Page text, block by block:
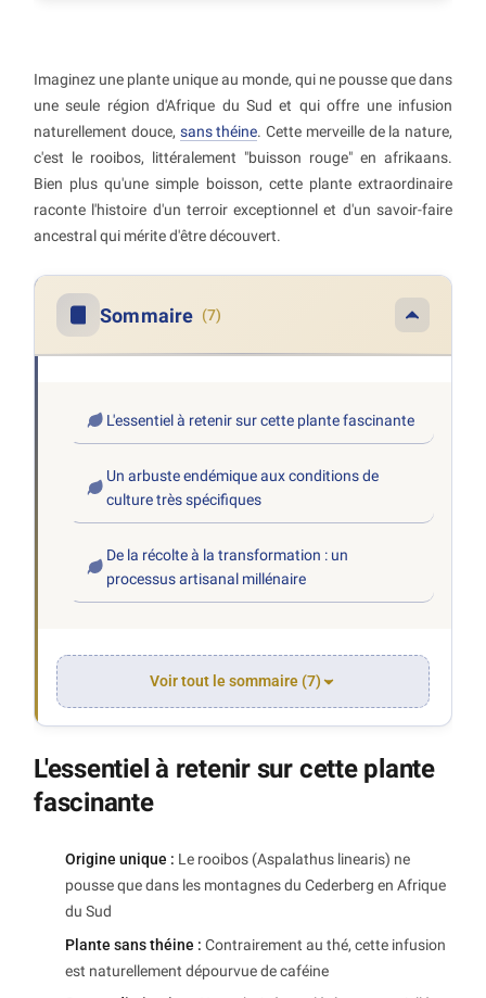
Imaginez une plante unique au monde, qui ne pousse que dans
une seule région d'Afrique du Sud et qui offre une infusion
naturellement douce, sans théine. Cette merveille de la nature,
c'est le rooibos, littéralement "buisson rouge" en afrikaans.
Bien plus qu'une simple boisson, cette plante extraordinaire
raconte l'histoire d'un terroir exceptionnel et d'un savoir-faire
ancestral qui mérite d'être découvert.
Sommaire (7)
L'essentiel à retenir sur cette plante fascinante
Un arbuste endémique aux conditions de
culture très spécifiques
De la récolte à la transformation : un
processus artisanal millénaire
Voir tout le sommaire (7)
L'essentiel à retenir sur cette plante
fascinante
Origine unique : Le rooibos (Aspalathus linearis) ne
pousse que dans les montagnes du Cederberg en Afrique
du Sud
Plante sans théine : Contrairement au thé, cette infusion
est naturellement dépourvue de caféine